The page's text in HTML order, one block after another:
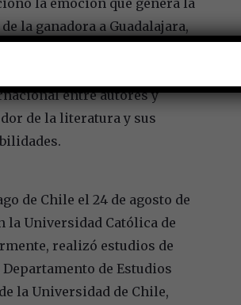
la ganadora a Guadalajara,
entre autores y
de la literatura y sus
de Chile el 24 de agosto de
la Universidad Católica de
realizó estudios de
de Estudios
la Universidad de Chile,